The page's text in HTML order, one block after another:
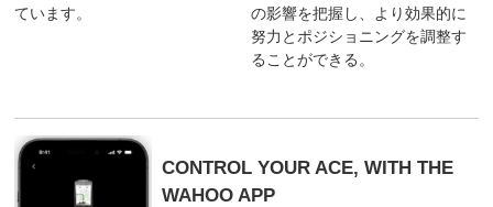
ています。
の影響を把握し、より効果的に
努力とポジショニングを調整す
ることができる。
CONTROL YOUR ACE, WITH THE
WAHOO APP